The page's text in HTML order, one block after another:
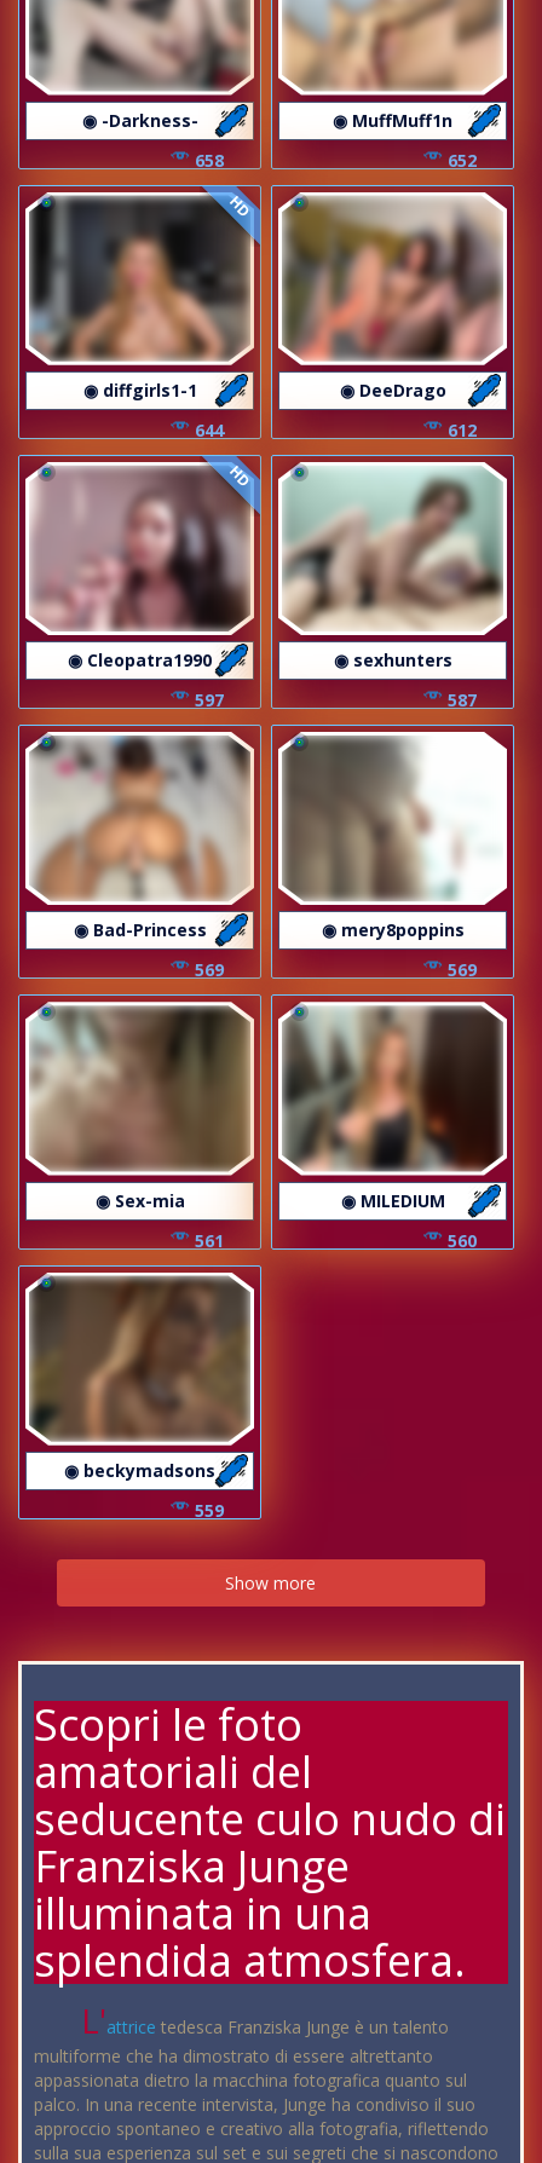
◉ -Darkness-
658
◉ MuffMuff1n
652
HD
◉ diffgirls1-1
644
◉ DeeDrago
612
HD
◉ Cleopatra1990
597
◉ sexhunters
587
◉ Bad-Princess
569
◉ mery8poppins
569
◉ Sex-mia
561
◉ MILEDIUM
560
◉ beckymadsons
559
Show more
Scopri le foto
amatoriali del
seducente culo nudo di
Franziska Junge
illuminata in una
splendida atmosfera.
L'attrice tedesca Franziska Junge è un talento
multiforme che ha dimostrato di essere altrettanto
appassionata dietro la macchina fotografica quanto sul
palco. In una recente intervista, Junge ha condiviso il suo
approccio spontaneo e creativo alla fotografia, riflettendo
sulla sua esperienza sul set e sui segreti che si nascondono